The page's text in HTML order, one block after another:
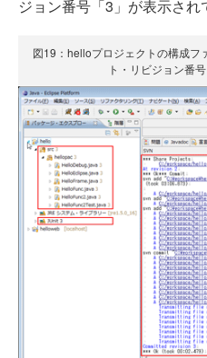
ジョン番号「3」が表示され
図19：helloプロジェクトの構成フ
ト・リビジョン番